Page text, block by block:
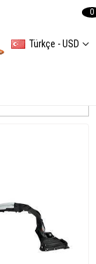
Türkçe - USD
0